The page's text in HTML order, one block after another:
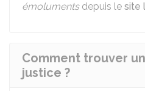
émolumentsdepuis le site
Comment trouver
justice ?